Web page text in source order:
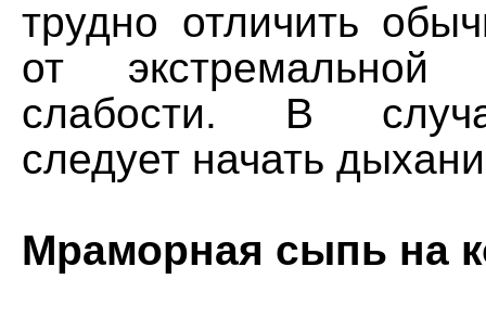
трудно отличить
от экстремальной
слабости. В
следует начать
Мраморная сыпь на